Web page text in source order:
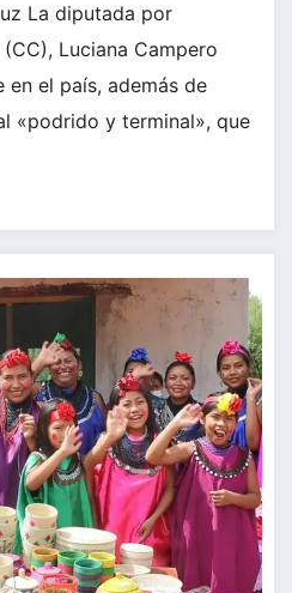
La diputada por
Luciana Campero
en el país, además de
«podrido y terminal», que